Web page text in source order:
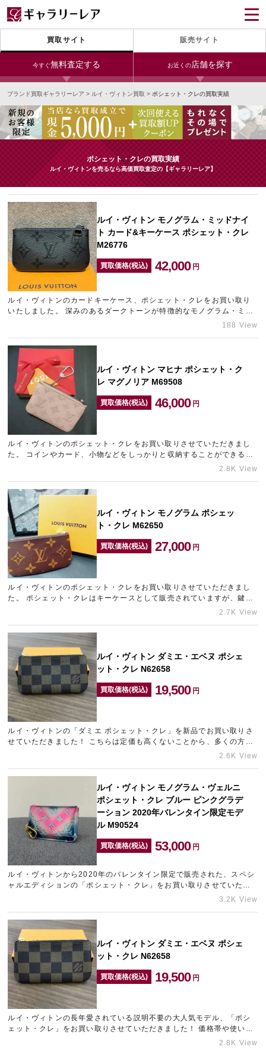
買取サイト 販売サイト
今すぐ無料査定する お近くの店舗を探す
今すぐLINE査定
24時間受付（対応時間10:00～19:00）
宅配買取を申し込む
無料の宅配キットをお届けします
今すぐ電話査定
受付時間 10:00～19:00
銀座本店 青山表参道店 新宿東口店
小田急新宿店
心斎橋本店 東心斎橋店 梅田店
なんば店 神戸元町(三宮)店 LAB大阪
中野ブロードウェイ
宅配買取を申し込む
無料の宅配キットをお届けします
ブランド買取ギャラリーレア > ルイ・ヴィトン買取 > ポシェット・クレの買取実績
ポシェット・クレの買取実績
ルイ・ヴィトンを売るなら高価買取査定の【ギャラリーレア】
ルイ・ヴィトン モノグラム・ミッドナイ
ト カード&キーケース ポシェット・クレ
M26776
買取価格(税込) 42,000 円
ルイ・ヴィトンのカードキーケース、ポシェット・クレをお買い取り
いたしました。 深みのあるダークトーンが特徴的なモノグラム・ミッ
ドナイトに、マット加工されたブラック金具をあわせたシックで洗…
188 View
ルイ・ヴィトン マヒナ ポシェット・ク
レ マグノリア M69508
買取価格(税込) 46,000 円
ルイ・ヴィトンのポシェット・クレをお買い取りさせていただきまし
た。 コインやカード、小物などをしっかりと収納することができるフ
ァスナー開閉式のポシェット・クレは、機能性に優れたアイテムと…
2.8K View
ルイ・ヴィトン モノグラム ポシェッ
ト・クレ M62650
買取価格(税込) 27,000 円
ルイ・ヴィトンのポシェット・クレをお買い取りさせていただきまし
た。 ポシェット・クレはキーケースとして販売されていますが、鍵だ
けでなくコインやカードなど身の回りの細々としたものをひとつに…
2.7K View
ルイ・ヴィトン ダミエ・エベヌ ポシェ
ット・クレ N62658
買取価格(税込) 19,500 円
ルイ・ヴィトンの「ダミエ ポシェット・クレ」を新品でお買い取りさ
せていただきました！ こちらは定価も高くないことから、多くの方か
らご愛用されているルイ・ヴィトン屈指の優れものです。 ダミエの…
2.6K View
ルイ・ヴィトン モノグラム・ヴェルニ
ポシェット・クレ ブルー ピンクグラデ
ーション 2020年バレンタイン限定モデ
ル M90524
買取価格(税込) 53,000 円
ルイ・ヴィトンから2020年のバレンタイン限定で販売された、スペシ
ャルエディションの「ポシェット・クレ」をお買い取りさせていただ
きました★ メタリックなピンクからブルーに移り変わるグラデーショ
3.2K View
ルイ・ヴィトン ダミエ・エベヌ ポシェ
ット・クレ N62658
買取価格(税込) 19,500 円
ルイ・ヴィトンの長年愛されている説明不要の大人気モデル、「ポシ
ェット・クレ」をお買い取りさせていただきました！ 価格帯や使い勝
手の良さが幅広い年代に支持されており、さらに今回お持ちいただ
2.8K View